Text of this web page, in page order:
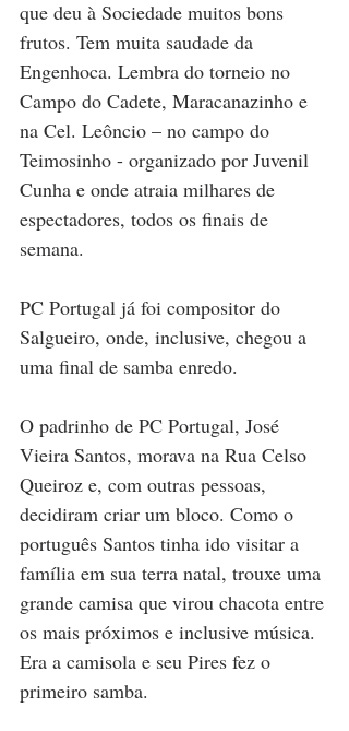
que deu à Sociedade muitos bons
frutos. Tem muita saudade da
Engenhoca. Lembra do torneio no
Campo do Cadete, Maracanazinho e
na Cel. Leôncio – no campo do
Teimosinho - organizado por Juvenil
Cunha e onde atraia milhares de
espectadores, todos os finais de
semana.
PC Portugal já foi compositor do
Salgueiro, onde, inclusive, chegou a
uma final de samba enredo.
O padrinho de PC Portugal, José
Vieira Santos, morava na Rua Celso
Queiroz e, com outras pessoas,
decidiram criar um bloco. Como o
português Santos tinha ido visitar a
família em sua terra natal, trouxe uma
grande camisa que virou chacota entre
os mais próximos e inclusive música.
Era a camisola e seu Pires fez o
primeiro samba.